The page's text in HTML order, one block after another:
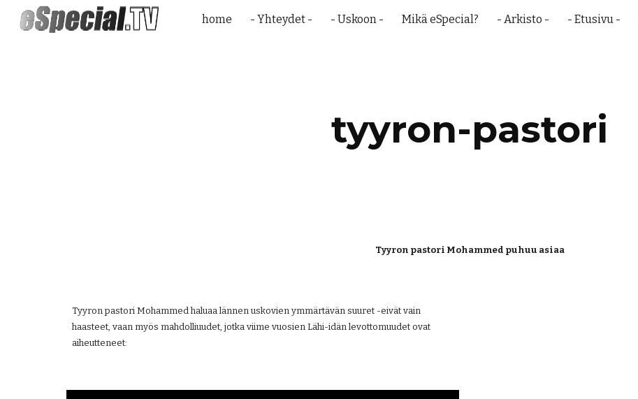
Skip to main content Skip to navigation
home - Yhteydet - - Uskoon - Mikä eSpecial? - Arkisto - - Etusivu -
tyyron-pastori
Tyyron pastori Mohammed puhuu asiaa
Tyyron pastori Mohammed haluaa lännen uskovien ymmärtävän suuret -eivät vain
haasteet, vaan myös mahdolliuudet, jotka viime vuosien Lähi-idän levottomuudet ovat
aiheutteneet: